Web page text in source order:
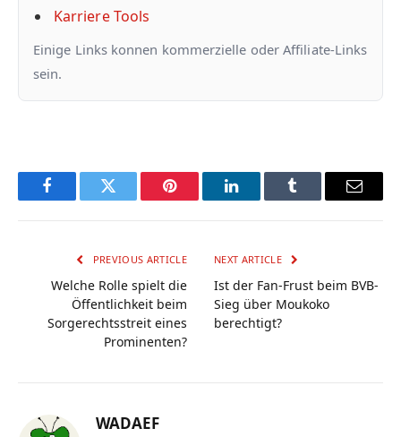
Karriere Tools
Einige Links konnen kommerzielle oder Affiliate-Links
sein.
FacebookTwitter Pinterest LinkedInTumblr Email
PREVIOUS ARTICLE
Welche Rolle spielt die
Öffentlichkeit beim
Sorgerechtsstreit eines
Prominenten?
NEXT ARTICLE
Ist der Fan-Frust beim BVB-
Sieg über Moukoko
berechtigt?
WADAEF